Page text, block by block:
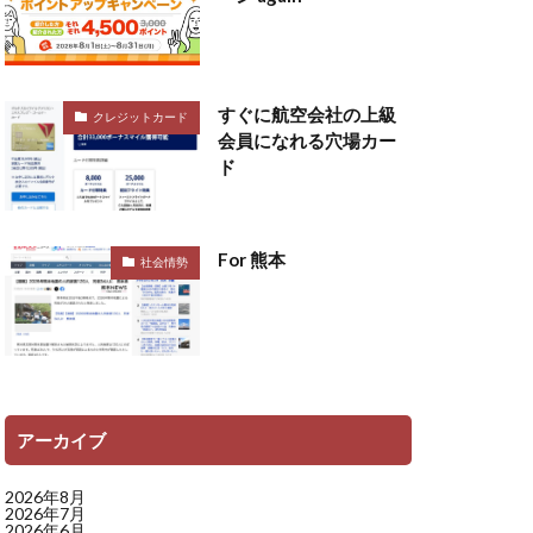
クレジットカード
すぐに航空会社の上級
会員になれる穴場カー
ド
社会情勢 For 熊本
アーカイブ
2026年8月
2026年7月